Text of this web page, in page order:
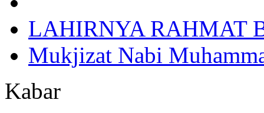
LAHIRNYA RAHMAT
Mukjizat Nabi
Kabar